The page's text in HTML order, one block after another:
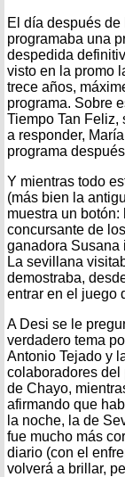
El día después
programaba una
despedida
visto en la promo
trece años,
programa. Sobre
Tiempo Tan Feliz,
a responder,
programa
Y mientras todo
(más bien la
muestra un
concursante de
ganadora Susana
La sevillana
demostraba,
entrar en el juego
A Desi se le
verdadero tema
Antonio Tejado y
colaboradores del
de Chayo,
afirmando que
la noche, la de
fue mucho más
diario (con el
volverá a brillar,